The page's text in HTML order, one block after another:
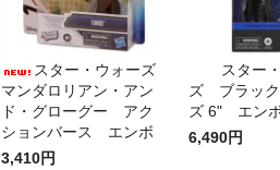
スター・ウォーズ
マンダロリアン・アン
ド・グローグー アク
ションバース エンボ
3,410円
スター
ズ ブラック
ズ 6" エン
6,490円